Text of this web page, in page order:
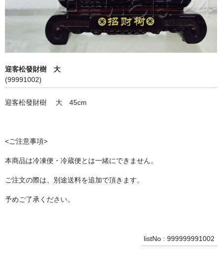
野菜＆果物
酒類
その他食品
迎客松發財樹 大
(99991002)
迎客松發財樹 大 45cm
<ご注意事項>
本商品は冷凍便・冷蔵便とは一緒にできません。
ご注文の際は、別途送料を追加で頂きます。
予めご了承ください。
listNo : 999999991002